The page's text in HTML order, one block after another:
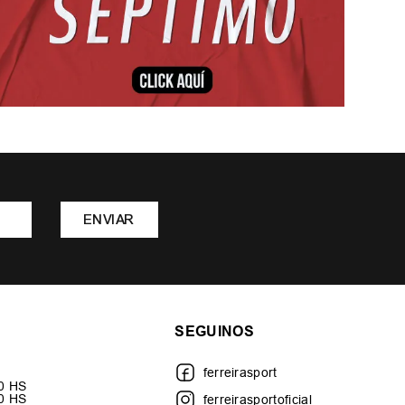
ENVIAR
HS
HS
SEGUINOS
ferreirasport
ferreirasportoficial